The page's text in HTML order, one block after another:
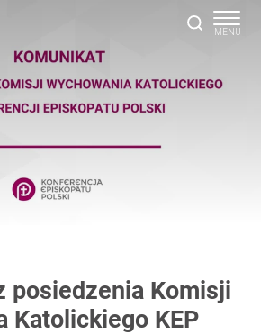
posiedzenia Komisji
Katolickiego KEP